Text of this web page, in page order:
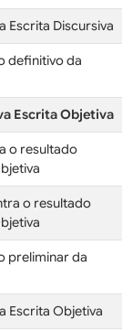
Escrita Discursiva
definitivo da
Escrita Objetiva
o resultado
o resultado
preliminar da
Escrita Objetiva